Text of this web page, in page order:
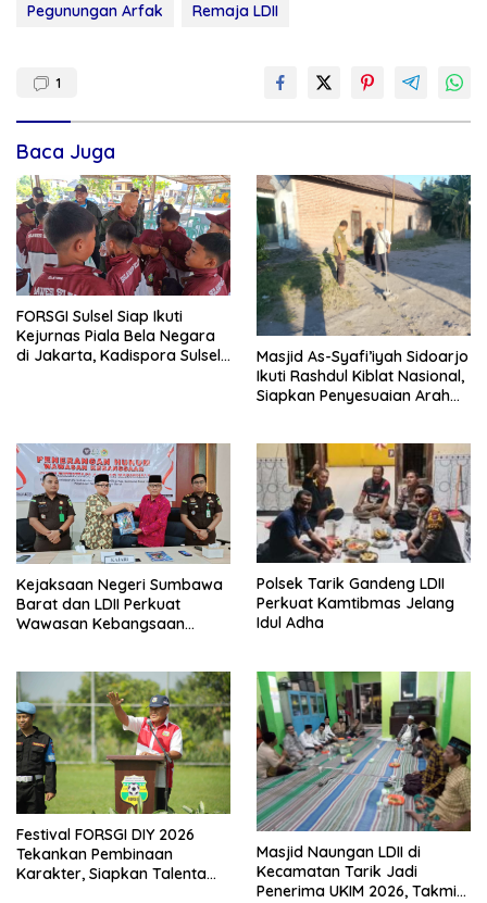
Pegunungan Arfak
Remaja LDII
1
Baca Juga
FORSGI Sulsel Siap Ikuti
Kejurnas Piala Bela Negara
di Jakarta, Kadispora Sulsel
Masjid As-Syafi’iyah Sidoarjo
Ikuti Rashdul Kiblat Nasional,
Siapkan Penyesuaian Arah
Kejaksaan Negeri Sumbawa
Barat dan LDII Perkuat
Wawasan Kebangsaan
Polsek Tarik Gandeng LDII
Perkuat Kamtibmas Jelang
Idul Adha
Festival FORSGI DIY 2026
Tekankan Pembinaan
Karakter, Siapkan Talenta
Masjid Naungan LDII di
Kecamatan Tarik Jadi
Penerima UKIM 2026, Takmir